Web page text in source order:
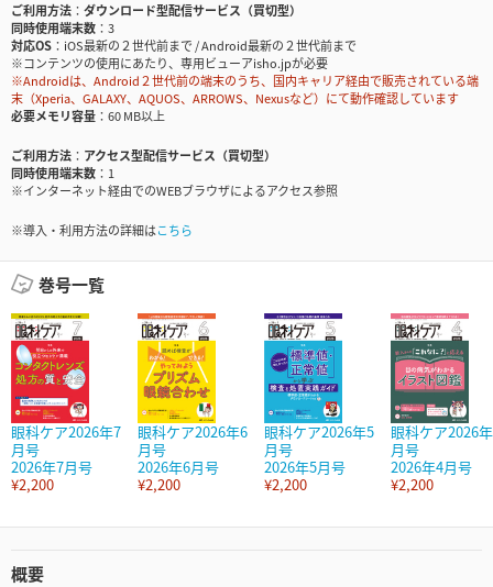
ご利用方法
ダウンロード型配信サービス（買切型）
同時使用端末数
3
対応OS
iOS最新の２世代前まで / Android最新の２世代前まで
※コンテンツの使用にあたり、専用ビューアisho.jpが必要
※Androidは、Android２世代前の端末のうち、国内キャリア経由で販売されている端
末（Xperia、GALAXY、AQUOS、ARROWS、Nexusなど）にて動作確認しています
必要メモリ容量
60 MB以上
ご利用方法
アクセス型配信サービス（買切型）
同時使用端末数
1
※インターネット経由でのWEBブラウザによるアクセス参照
※導入・利用方法の詳細はこちら
巻号一覧
眼科ケア2026年7
月号
2026年7月号
¥2,200
眼科ケア2026年6
月号
2026年6月号
¥2,200
眼科ケア2026年5
月号
2026年5月号
¥2,200
眼科ケア2026
月号
2026年4月号
¥2,200
概要